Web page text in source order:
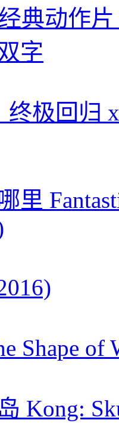
典动作
字
极回归
里
Shape of
Kong: